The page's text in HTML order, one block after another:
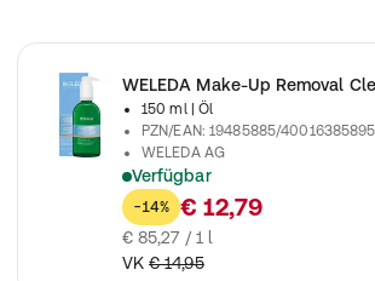
WELEDA Make-Up Removal
150 ml
| Öl
PZN/EAN:19485885/
WELEDA AG
Verfügbar
Entfernt sanft Make-up, reinigt und
-14% € 12,79
€ 85,27 / 1 l
VK € 14,95